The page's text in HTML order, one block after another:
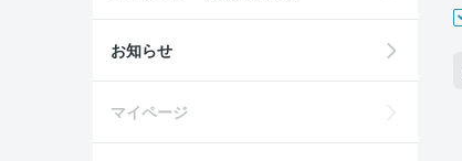
お知らせ
マイページ